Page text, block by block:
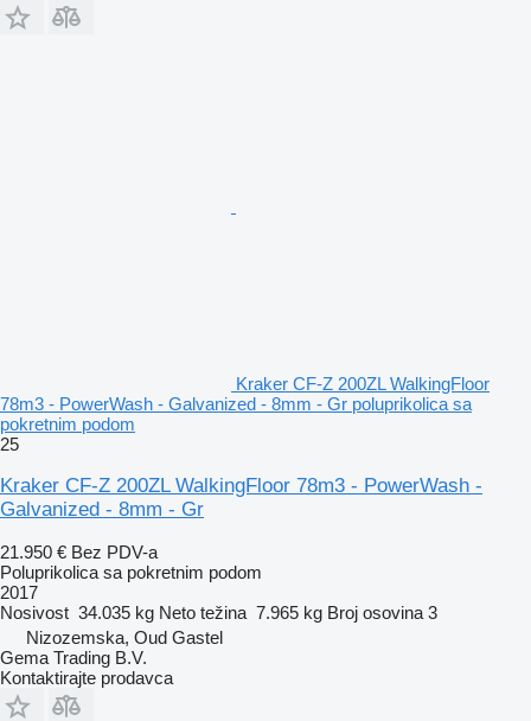
Kraker CF-Z 200ZL WalkingFloor
78m3 - PowerWash - Galvanized - 8mm - Gr poluprikolica sa
pokretnim podom
25
Kraker CF-Z 200ZL WalkingFloor 78m3 - PowerWash -
Galvanized - 8mm - Gr
21.950 € Bez PDV-a
Poluprikolica sa pokretnim podom
2017
Nosivost 34.035 kg Neto težina 7.965 kg Broj osovina 3
Nizozemska, Oud Gastel
Gema Trading B.V.
Kontaktirajte prodavca